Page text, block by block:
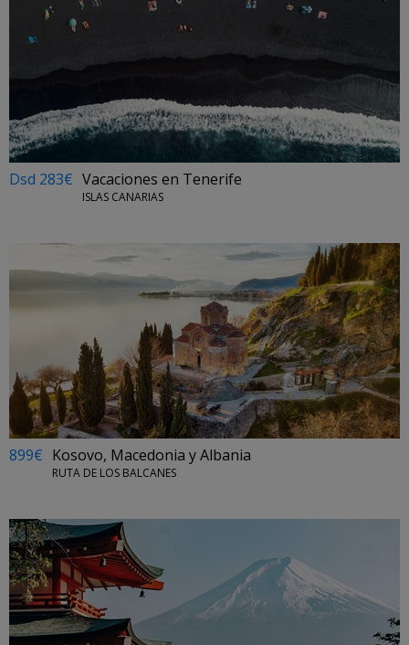
Dsd 283€ Vacaciones en Tenerife
ISLAS CANARIAS
899€ Kosovo, Macedonia y Albania
RUTA DE LOS BALCANES